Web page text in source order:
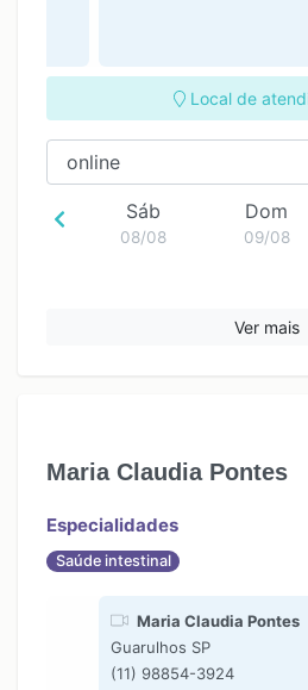
Local de
Sáb
08/08
Dom
09/08
Ver mais
Maria Claudia Pontes
Especialidades
Saúde intestinal
Maria Claudia Pontes
Guarulhos SP
(11) 98854-3924